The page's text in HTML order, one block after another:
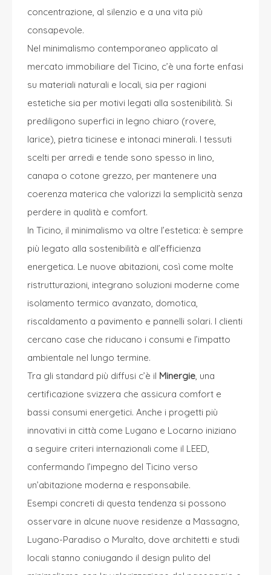
concentrazione, al silenzio e a una vita più
consapevole.
Nel minimalismo contemporaneo applicato al
mercato immobiliare del Ticino, c’è una forte enfasi
su materiali naturali e locali, sia per ragioni
estetiche sia per motivi legati alla sostenibilità. Si
prediligono superfici in legno chiaro (rovere,
larice), pietra ticinese e intonaci minerali. I tessuti
scelti per arredi e tende sono spesso in lino,
canapa o cotone grezzo, per mantenere una
coerenza materica che valorizzi la semplicità senza
perdere in qualità e comfort.
In Ticino, il minimalismo va oltre l’estetica: è sempre
più legato alla sostenibilità e all’efficienza
energetica. Le nuove abitazioni, così come molte
ristrutturazioni, integrano soluzioni moderne come
isolamento termico avanzato, domotica,
riscaldamento a pavimento e pannelli solari. I clienti
cercano case che riducano i consumi e l’impatto
ambientale nel lungo termine.
Tra gli standard più diffusi c’è il Minergie , una
certificazione svizzera che assicura comfort e
bassi consumi energetici. Anche i progetti più
innovativi in città come Lugano e Locarno iniziano
a seguire criteri internazionali come il LEED,
confermando l’impegno del Ticino verso
un’abitazione moderna e responsabile.
Esempi concreti di questa tendenza si possono
osservare in alcune nuove residenze a Massagno,
Lugano-Paradiso o Muralto, dove architetti e studi
locali stanno coniugando il design pulito del